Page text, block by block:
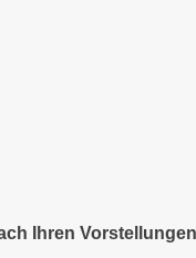
Ihren